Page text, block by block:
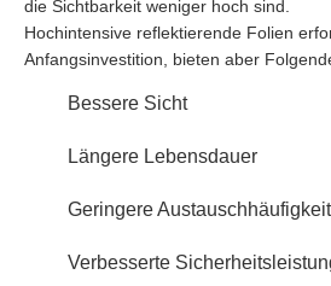
die Sichtbarkeit weniger hoch sind.
Hochintensive reflektierende Folien
Anfangsinvestition, bieten aber
Bessere Sicht
Längere Lebensdauer
Geringere Austauschhäufigkeit
Verbesserte